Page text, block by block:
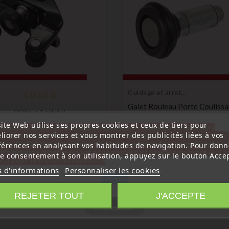
( 5/ 5) sur 1 note(s)
et arret
Galet De Porte
Latérale Master 3
€
Guidage et arret
Galet Rouleau Porte
777950673R
6,99 €Prix
Web utilise ses propres cookies et ceux de tiers pour
nos services et vous montrer des publicités liées à vos
en analysant vos habitudes de navigation. Pour
consentement à son utilisation, appuyez sur le bouton
d'informations Personnaliser les cookies
REJETER TOUT J'ACCEPTE
notre société sera fermée pour congés du 10 aout au 1
inclus. Pour cette raison les commandes sont traitées
14H00. Pour le service réparation nous devons réceptionner
avant le 6 aout pour qu'elle soit réexpédiée avant le 7
pour votre compréhension»
Fermer
Information